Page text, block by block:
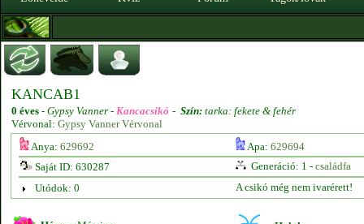
KANCAB1
0 éves - Gypsy Vanner - Kancacsikó - Szín: tarka: fekete & fehér
Vérvonal: Gypsy Vanner Vérvonal
Anya: 629692 Apa: 629694
Saját ID: 630287
Generáció: 1 - családfa
Utódok: 0
A csikó még nem ivarérett!